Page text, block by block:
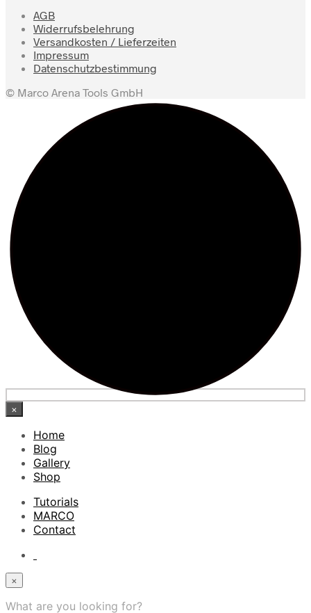
AGB
Widerrufsbelehrung
Versandkosten / Lieferzeiten
Impressum
Datenschutzbestimmung
© Marco Arena Tools GmbH
×
Home
Blog
Gallery
Shop
Tutorials
MARCO
Contact
×
What are you looking for?